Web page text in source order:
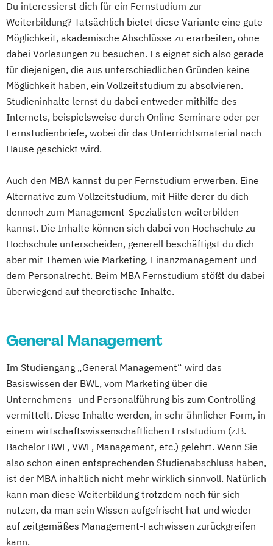
Du interessierst dich für ein Fernstudium zur
Weiterbildung? Tatsächlich bietet diese Variante eine gute
Möglichkeit, akademische Abschlüsse zu erarbeiten, ohne
dabei Vorlesungen zu besuchen. Es eignet sich also gerade
für diejenigen, die aus unterschiedlichen Gründen keine
Möglichkeit haben, ein Vollzeitstudium zu absolvieren.
Studieninhalte lernst du dabei entweder mithilfe des
Internets, beispielsweise durch Online-Seminare oder per
Fernstudienbriefe, wobei dir das Unterrichtsmaterial nach
Hause geschickt wird.
Auch den MBA kannst du per Fernstudium erwerben. Eine
Alternative zum Vollzeitstudium, mit Hilfe derer du dich
dennoch zum Management-Spezialisten weiterbilden
kannst. Die Inhalte können sich dabei von Hochschule zu
Hochschule unterscheiden, generell beschäftigst du dich
aber mit Themen wie Marketing, Finanzmanagement und
dem Personalrecht. Beim MBA Fernstudium stößt du dabei
überwiegend auf theoretische Inhalte.
General Management
Im Studiengang „General Management“ wird das
Basiswissen der BWL, vom Marketing über die
Unternehmens- und Personalführung bis zum Controlling
vermittelt. Diese Inhalte werden, in sehr ähnlicher Form, in
einem wirtschaftswissenschaftlichen Erststudium (z.B.
Bachelor BWL, VWL, Management, etc.) gelehrt. Wenn Sie
also schon einen entsprechenden Studienabschluss haben,
ist der MBA inhaltlich nicht mehr wirklich sinnvoll. Natürlich
kann man diese Weiterbildung trotzdem noch für sich
nutzen, da man sein Wissen aufgefrischt hat und wieder
auf zeitgemäßes Management-Fachwissen zurückgreifen
kann.